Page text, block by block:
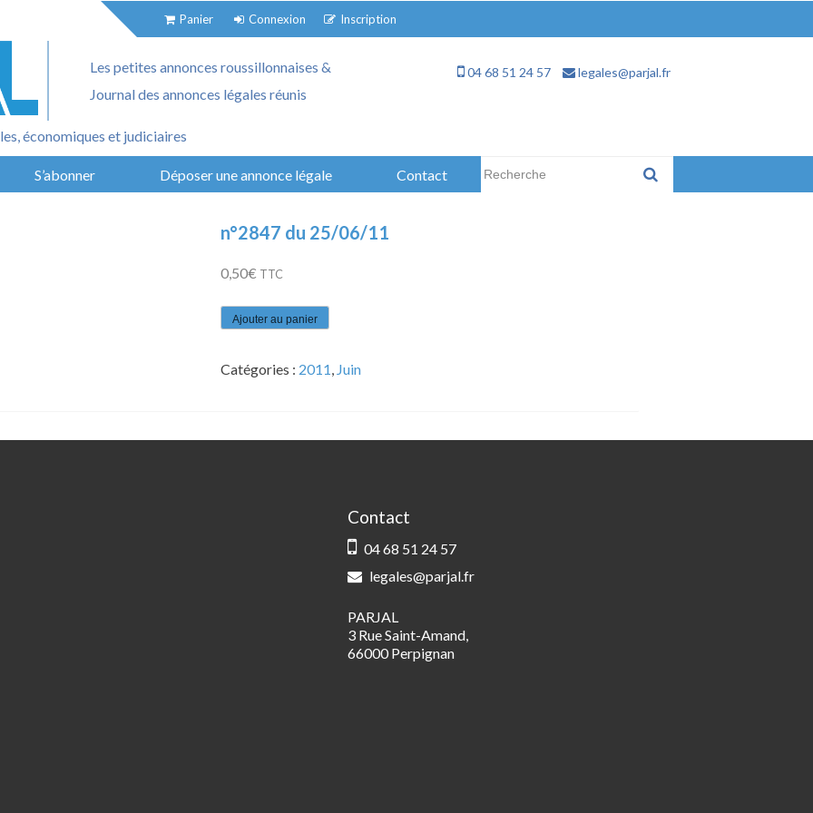
Panier Connexion Inscription
Les petites annonces roussillonnaises &
Journal des annonces légales réunis
04 68 51 24 57 legales@parjal.fr
économiques et judiciaires
S’abonner Déposer une annonce légale Contact
n°2847 du 25/06/11
0,50€ TTC
quantité
de
du
Ajouter au panier
Catégories : 2011, Juin
Contact
04 68 51 24 57
legales@parjal.fr
PARJAL
3 Rue Saint-Amand,
66000 Perpignan